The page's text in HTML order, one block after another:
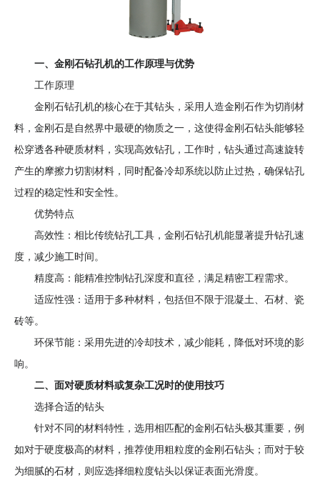
一、金刚石钻孔机的工作原理与优势
工作原理
金刚石钻孔机的核心在于其钻头，采用人造金刚石作为切削材
料，金刚石是自然界中最硬的物质之一，这使得金刚石钻头能够轻
松穿透各种硬质材料，实现高效钻孔，工作时，钻头通过高速旋转
产生的摩擦力切割材料，同时配备冷却系统以防止过热，确保钻孔
过程的稳定性和安全性。
优势特点
高效性：相比传统钻孔工具， 金刚石钻孔机能显著提升钻孔速
度，减少施工时间。
精度高：能精准控制钻孔深度和直径，满足精密工程需求。
适应性强：适用于多种材料，包括但不限于混凝土、石材、瓷
砖等。
环保节能：采用先进的冷却技术，减少能耗，降低对环境的影
响。
二、面对硬质材料或复杂工况时的使用技巧
选择合适的钻头
针对不同的材料特性，选用相匹配的金刚石钻头极其重要，例
如对于硬度极高的材料，推荐使用粗粒度的金刚石钻头；而对于较
为细腻的石材，则应选择细粒度钻头以保证表面光滑度。